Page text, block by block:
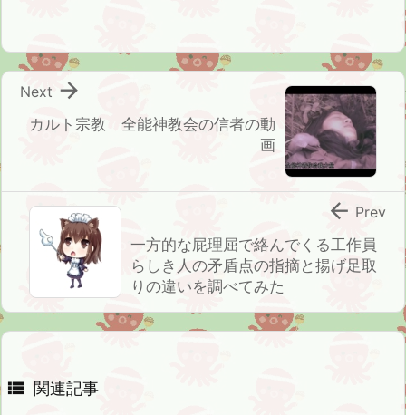
カルト宗教 全能神教会の信者の動
画

Next
一方的な屁理屈で絡んでくる工作員
らしき人の矛盾点の指摘と揚げ足取
りの違いを調べてみた
 Prev
 関連記事